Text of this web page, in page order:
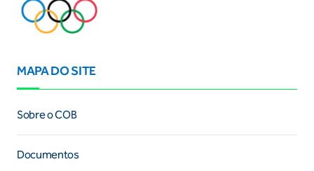
MAPA DO SITE
Sobre o COB
Documentos